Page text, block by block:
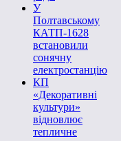
У
Полтавському
КАТП-1628
встановили
сонячну
електростанцію
КП
«Декоративні
культури»
відновлює
тепличне